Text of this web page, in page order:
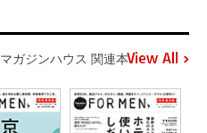
マガジンハウス 関連本View All